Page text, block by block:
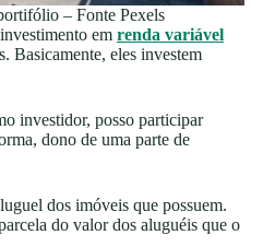
– Fonte Pexels
em renda variável
Basicamente, eles investem
investidor, posso participar
dono de uma parte de
dos imóveis que possuem.
do valor dos aluguéis que o